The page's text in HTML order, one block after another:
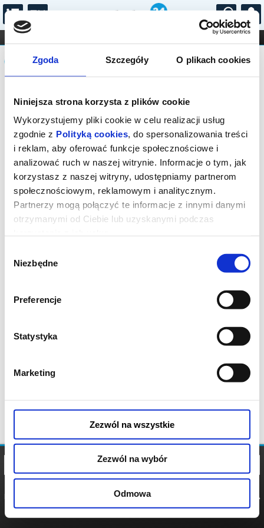
Zgoda Szczegóły O plikach cookies
Niniejsza strona korzysta z plików cookie
Wykorzystujemy pliki cookie w celu realizacji usług
zgodnie z Polityką cookies, do spersonalizowania treści
i reklam, aby oferować funkcje społecznościowe i
analizować ruch w naszej witrynie. Informacje o tym, jak
korzystasz z naszej witryny, udostępniamy partnerom
społecznościowym, reklamowym i analitycznym.
Partnerzy mogą połączyć te informacje z innymi danymi
otrzymanymi od Ciebie lub uzyskanymi podczas
zgody
Niezbędne
Preferencje
Statystyka
Marketing
Zezwól na wszystkie
Zezwól na wybór
Odmowa
...
FILHARMONIA OPERA I BALET
STAND-UP
DLA DZIECI
Komunikat
Sprzedaż biletów on-line na wydarzenie
została zakończona.
POLITYKA
POLITYKA